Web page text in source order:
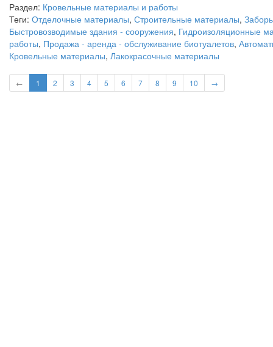
Раздел: Кровельные материалы и работы
Теги: Отделочные материалы, Строительные материалы,
Быстровозводимые здания - сооружения, Гидроизоляционные
работы, Продажа - аренда - обслуживание биотуалетов,
Кровельные материалы, Лакокрасочные материалы
← 1 2 3 4 5 6 7 8 9 10 →